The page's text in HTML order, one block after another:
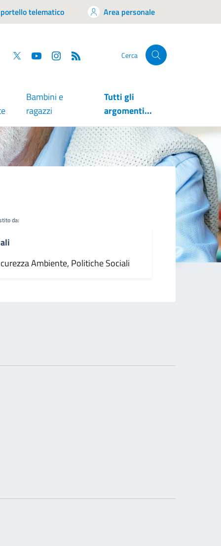
telematico Area personale
Facebook
Twitter YouTube Cerca
Bambini e
ragazzi
Tutti gli
argomenti...
da:
Ambiente, Politiche Sociali